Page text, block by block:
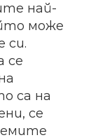
най-
може
си.
се
са на
се